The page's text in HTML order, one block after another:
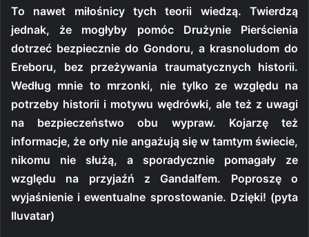
To nawet miłośnicy tych teorii wiedzą. Twierdzą
jednak, że mogłyby pomóc Drużynie Pierścienia
dotrzeć bezpiecznie do Gondoru, a krasnoludom do
Ereboru, bez przeżywania traumatycznych historii.
Według mnie to mrzonki, nie tylko ze względu na
potrzeby historii i motywu wędrówki, ale też z uwagi
na bezpieczeństwo obu wypraw. Kojarzę też
informacje, że orły nie angażują się w tamtym świecie,
nikomu nie służą, a sporadycznie pomagały ze
względu na przyjaźń z Gandalfem. Poproszę o
wyjaśnienie i ewentualne sprostowanie. Dzięki! (pyta
Iluvatar)